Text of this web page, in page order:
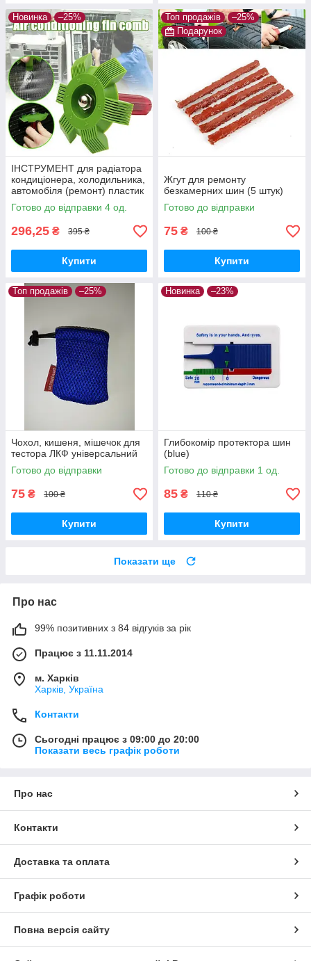
Новинка –25%
ІНСТРУМЕНТ для радіатора
кондиціонера, холодильника,
автомобіля (ремонт) пластик
Готово до відправки 4 од.
296,25 ₴ 395 ₴
Купити
Топ продажів
–25%
Подарунок
Жгут для ремонту
безкамерних шин (5 штук)
Готово до відправки
75 ₴ 100 ₴
Купити
Топ продажів –25%
Чохол, кишеня, мішечок для
тестора ЛКФ універсальний
Готово до відправки
75 ₴ 100 ₴
Купити
Новинка –23%
Глибокомір протектора шин
(blue)
Готово до відправки 1 од.
85 ₴ 110 ₴
Купити
Показати ще
Про нас
99% позитивних з 84 відгуків за рік
Працює з 11.11.2014
м. Харків
Харків, Україна
Контакти
Сьогодні працює з 09:00 до 20:00
Показати весь графік роботи
Про нас
Контакти
Доставка та оплата
Графік роботи
Повна версія сайту